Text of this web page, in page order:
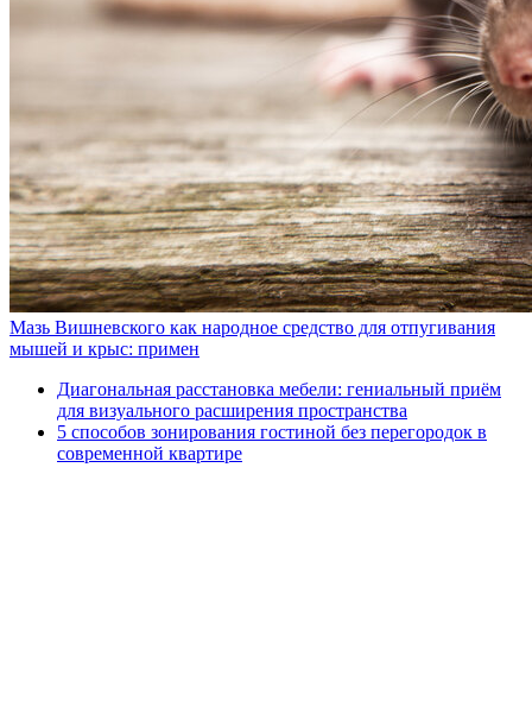
Мазь Вишневского как народное средство для отпугивания
мышей и крыс: примен
Диагональная расстановка мебели: гениальный приём
для визуального расширения пространства
5 способов зонирования гостиной без перегородок в
современной квартире